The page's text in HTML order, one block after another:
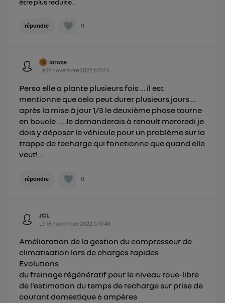
répondre 0
laroze
Le19 novembre 2022 à11:24
Perso elle a plante plusieurs fois … il est
mentionne que cela peut durer plusieurs jours …
après la mise à jour 1/3 le deuxième phase tourne
en boucle …. Je demanderais à renault mercredi je
dois y déposer le véhicule pour un problème sur la
trappe de recharge qui fonctionne que quand elle
veut!…
répondre 0
JCL
Le18 novembre 2022 à10:43
Amélioration de la gestion du compresseur de
climatisation lors de charges rapides
Evolutions
du freinage régénératif pour le niveau roue-libre
de l'estimation du temps de recharge sur prise de
courant domestique 6 ampères
Politique d'information sur les données